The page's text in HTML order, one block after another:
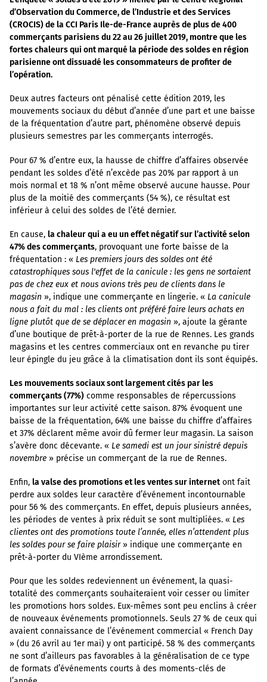
d’Observation du Commerce, de l’Industrie et des Services
(CROCIS) de la CCI Paris Ile-de-France auprès de plus de 400
commerçants parisiens du 22 au 26 juillet 2019, montre que les
fortes chaleurs qui ont marqué la période des soldes en région
parisienne ont dissuadé les consommateurs de profiter de
l’opération.
Deux autres facteurs ont pénalisé cette édition 2019, les
mouvements sociaux du début d’année d’une part et une baisse
de la fréquentation d’autre part, phénomène observé depuis
plusieurs semestres par les commerçants interrogés.
Pour 67 % d’entre eux, la hausse de chiffre d’affaires observée
pendant les soldes d’été n’excède pas 20% par rapport à un
mois normal et 18 % n’ont même observé aucune hausse. Pour
plus de la moitié des commerçants (54 %), ce résultat est
inférieur à celui des soldes de l’été dernier.
En cause, la chaleur qui a eu un effet négatif sur l’activité selon
47% des commerçants, provoquant une forte baisse de la
fréquentation : « Les premiers jours des soldes ont été
catastrophiques sous l'effet de la canicule : les gens ne sortaient
pas de chez eux et nous avions très peu de clients dans le
magasin », indique une commerçante en lingerie. « La canicule
nous a fait du mal : les clients ont préféré faire leurs achats en
ligne plutôt que de se déplacer en magasin », ajoute la gérante
d’une boutique de prêt-à-porter de la rue de Rennes. Les grands
magasins et les centres commerciaux ont en revanche pu tirer
leur épingle du jeu grâce à la climatisation dont ils sont équipés.
Les mouvements sociaux sont largement cités par les
commerçants (77%) comme responsables de répercussions
importantes sur leur activité cette saison. 87% évoquent une
baisse de la fréquentation, 64% une baisse du chiffre d’affaires
et 37% déclarent même avoir dû fermer leur magasin. La saison
s’avère donc décevante. « Le samedi est un jour sinistré depuis
novembre » précise un commerçant de la rue de Rennes.
Enfin, la valse des promotions et les ventes sur internetont fait
perdre aux soldes leur caractère d’événement incontournable
pour 56 % des commerçants. En effet, depuis plusieurs années,
les périodes de ventes à prix réduit se sont multipliées. « Les
clientes ont des promotions toute l’année, elles n’attendent plus
les soldes pour se faire plaisir» indique une commerçante en
prêt-à-porter du VIème arrondissement.
Pour que les soldes redeviennent un événement, la quasi-
totalité des commerçants souhaiteraient voir cesser ou limiter
les promotions hors soldes. Eux-mêmes sont peu enclins à créer
de nouveaux événements promotionnels. Seuls 27 % de ceux qui
avaient connaissance de l’événement commercial « French Day
» (du 26 avril au 1er mai) y ont participé. 58 % des commerçants
ne sont d’ailleurs pas favorables à la généralisation de ce type
de formats d’événements courts à des moments-clés de